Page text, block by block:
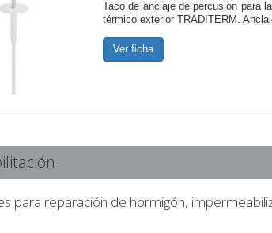
Taco de anclaje de percusión para
térmico exterior TRADITERM.
Ver ficha
para reparación de hormigón,